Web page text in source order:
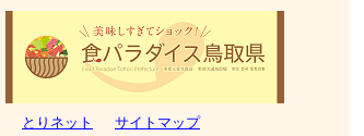
とりネット
サイトマップ